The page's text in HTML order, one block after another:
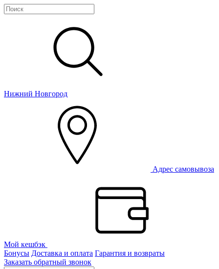
Нижний Новгород
Адрес самовывоза
Мой кешбэк
Бонусы Доставка и оплата Гарантия и возвраты
Заказать обратный звонок